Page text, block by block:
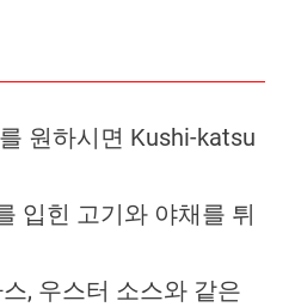
원하시면 Kushi-katsu
입힌 고기와 야채를 튀
, 우스터 소스와 같은